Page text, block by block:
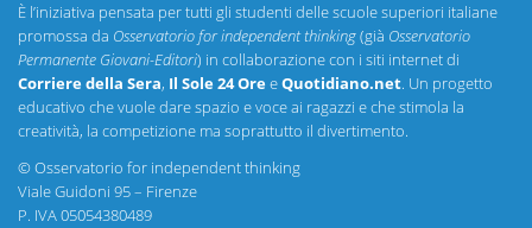
È l’iniziativa pensata per tutti gli studenti delle scuole superiori italiane
promossa da Osservatorio for independent thinking(già Osservatorio
Permanente Giovani-Editori) in collaborazione con i siti internet di
Corriere della Sera, Il Sole 24 OreeQuotidiano.net. Un progetto
educativo che vuole dare spazio e voce ai ragazzi e che stimola la
creatività, la competizione ma soprattutto il divertimento.
©Osservatorio for independent thinking
Viale Guidoni 95 – Firenze
P. IVA 05054380489